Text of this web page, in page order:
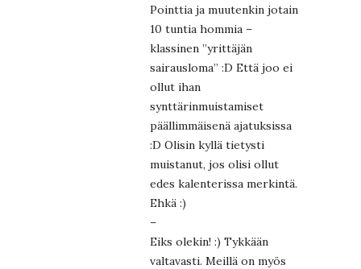
Pointtia ja muutenkin jotain
10 tuntia hommia –
klassinen ”yrittäjän
sairausloma” :D Että joo ei
ollut ihan
synttärinmuistamiset
päällimmäisenä ajatuksissa
:D Olisin kyllä tietysti
muistanut, jos olisi ollut
edes kalenterissa merkintä.
Ehkä :)
–
Eiks olekin! :) Tykkään
valtavasti. Meillä on myös